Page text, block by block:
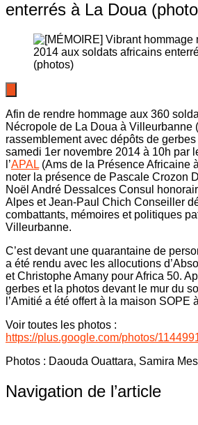
enterrés à La Doua
Afin de rendre hommage aux 360
Nécropole de La Doua à Villeurbanne
rassemblement avec dépôts de
samedi 1er novembre 2014 à 10h par
l’APAL (Ams de la Présence Africaine
noter la présence de Pascale Crozon
Noël André Dessalces Consul
Alpes et Jean-Paul Chich Conseiller
combattants, mémoires et politiques
Villeurbanne.
C’est devant une quarantaine de
a été rendu avec les allocutions
et Christophe Amany pour Africa 50.
gerbes et la photos devant le mur du
l’Amitié a été offert à la maison SOPE
Voir toutes les photos :
https://plus.google.com/photos/
Photos : Daouda Ouattara, Samira
Navigation de l’article